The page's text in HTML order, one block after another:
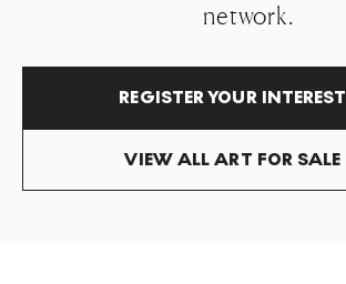
network.
REGISTER YOUR INTEREST
VIEW ALL ART FOR SALE